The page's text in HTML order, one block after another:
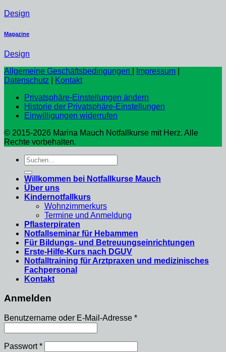
Design
Magazine
Design
Allgemeine Geschäftsbedingungen
Impressum
Datenschutz
Kontakt
Privatsphäre-Einstellungen ändern
Historie der Privatsphäre-Einstellungen
Einwilligungen widerrufen
© 2015-2026 Marina Mauch Notfallkurse mit Herz. Alle
Rechte vorbehalten.
Suche
nach:
Willkommen bei Notfallkurse Mauch
Über uns
Kindernotfallkurs
Wohnzimmerkurs
Termine und Anmeldung
Pflasterpiraten
Notfallseminar für Hebammen
Für Bildungs- und Betreuungseinrichtungen
Erste-Hilfe-Kurs nach DGUV
Notfalltraining für Arztpraxen und medizinisches
Fachpersonal
Kontakt
Anmelden
Benutzername oder E-Mail-Adresse *Erforderlich
Passwort*Erforderlich